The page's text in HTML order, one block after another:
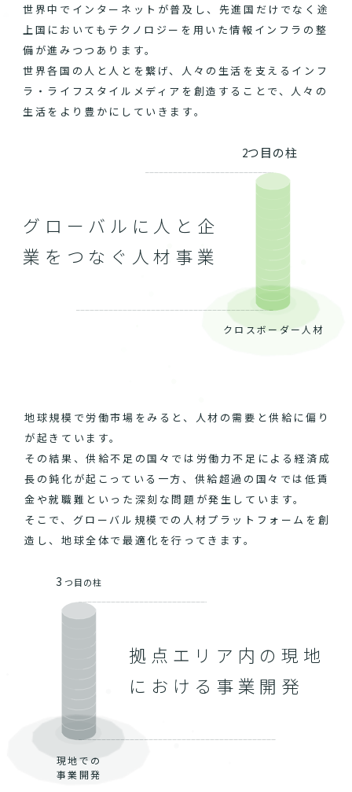
世界中でインターネットが普及し、先進国だけでなく途
上国においてもテクノロジーを用いた情報インフラの整
備が進みつつあります。
世界各国の人と人とを繋げ、人々の生活を支えるインフ
ラ・ライフスタイルメディアを創造することで、人々の
生活をより豊かにしていきます。
グローバルに人と企
業をつなぐ人材事業
地球規模で労働市場をみると、人材の需要と供給に偏り
が起きています。
その結果、供給不足の国々では労働力不足による経済成
長の鈍化が起こっている一方、供給超過の国々では低賃
金や就職難といった深刻な問題が発生しています。
そこで、グローバル規模での人材プラットフォームを創
造し、地球全体で最適化を行ってきます。
2つ目の柱
クロスボーダー人材
3 つ目の柱
現地での
事業開発
拠点エリア内の現地
における事業開発